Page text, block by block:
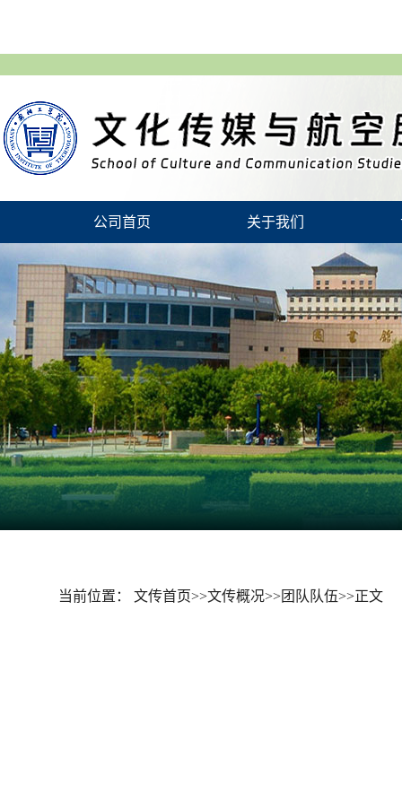
公司首页 关于我们
当前位置： 文传首页>>文传概况>>团队队伍>>正文